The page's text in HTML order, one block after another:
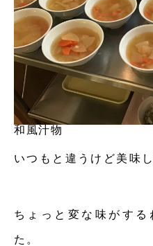
和風汁物
いつもと違うけど美味
ちょっと変な味がす
た。